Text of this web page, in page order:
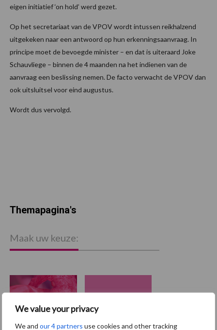
We value your privacy
We and our 4 partners use cookies and other tracking
eigen initiatief ‘on hold’ werd gezet.
Op het secretariaat van de VPOV wordt intussen reikhalzend
uitgekeken naar een antwoord op hun erkenningsaanvraag. In
principe moet de bevoegde minister – en dat is uiteraard Joke
Schauvliege – binnen de 4 maanden na het indienen van de
aanvraag een beslissing nemen. De facto verwacht de VPOV dan
ook uitsluitsel voor eind augustus.
Wordt dus vervolgd.
Themapagina's
Maak uw keuze:
DierengezondheidHuisvesting